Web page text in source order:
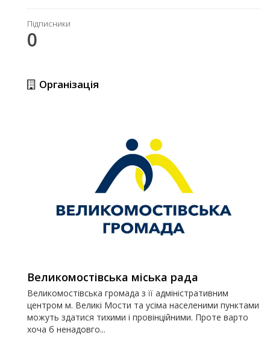
Підписники
0
Організація
Великомостівська міська рада
Великомостівська громада з її адміністративним
центром м. Великі Мости та усіма населеними пунктами
можуть здатися тихими і провінційними. Проте варто
хоча б ненадовго...